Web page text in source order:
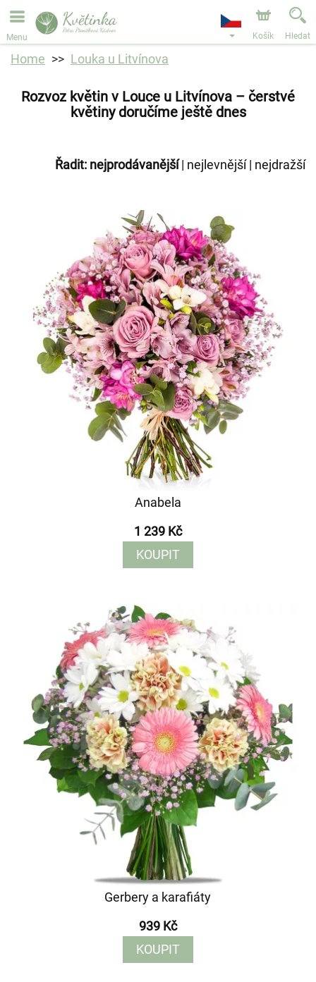
Objednávky přes e-shop přijímáme. Nejbližší možné
doručení je od 11.8.2026 z důvodu dovolené.
Menu Košík Hledat
Home Louka u Litvínova
Rozvoz květin v Louce u Litvínova – čerstvé
květiny doručíme ještě dnes
Řadit: nejprodávanější| nejlevnější| nejdražší
Anabela
1 239 Kč
KOUPIT
Gerbery a karafiáty
939 Kč
KOUPIT